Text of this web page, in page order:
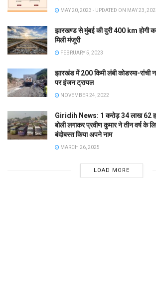
MAY 20, 2023 - UPDATED ON MAY 23,
झारखण्ड से मुंबई की दुरी 400 km होगी
मिली मंजूरी
FEBRUARY 5, 2023
झारखंड में 200 किमी लंबी कोडरमा-रांची
पर इंजन ट्रायल
NOVEMBER 24, 2022
Giridih News: 1 करोड़ 34 लाख 62
बोली लगाकर प्रवीण कुमार ने तीन वर्ष के
बंदोबस्त किया अपने नाम
MARCH 26, 2025
LOAD MORE